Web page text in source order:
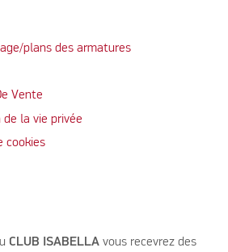
plans des armatures
Vente
la vie privée
cookies
CLUB ISABELLA vous recevrez des